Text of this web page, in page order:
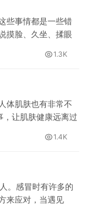
事情都是一些错
摸脸、久坐、揉眼
朋友们赶快来看
1.3K
肌肤也有非常不
，让肌肤健康远离过
1.4K
。感冒时有许多的
来应对，当遇见